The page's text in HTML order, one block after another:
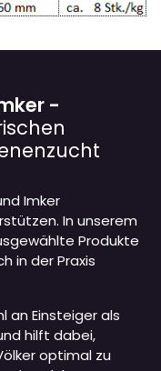
-
Imker
In unserem
Produkte
in der Praxis
an Einsteiger als
hilft dabei,
optimal zu